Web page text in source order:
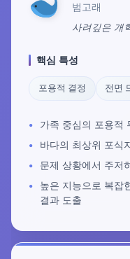
범고래
사려깊은 개
핵심 특성
포용적 결정 전면
가족 중심의 포용적
바다의 최상위 포식
문제 상황에서 주저
높은 지능으로 복잡
결과 도출